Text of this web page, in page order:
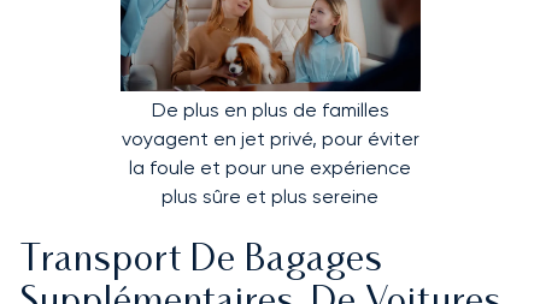
De plus en plus de familles
voyagent en jet privé, pour éviter
la foule et pour une expérience
plus sûre et plus sereine
Transport De Bagages